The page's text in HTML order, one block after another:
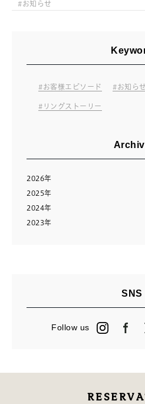
お知らせ
お客様エピソード お知らせ
リングストーリー
2026年
8月（2）
7月（10）
6月（11）
2025年
12月（13）
11月（12）
2024年
12月（13）
2023年
SNS
Follow us